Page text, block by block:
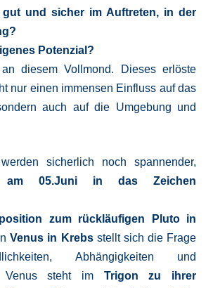
gut und sicher im Auftreten, in der
Potenzial?
diesem Vollmond. Dieses erlöste
nur einen immensen Einfluss auf das
auch auf die Umgebung und
sicherlich noch spannender,
am 05.Juni in das Zeichen
zum rückläufigen Pluto in
Venus in Krebsstellt sich die Frage
Abhängigkeiten und
Venus steht im Trigon zu ihrer